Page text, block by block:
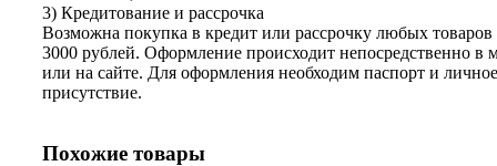
3) Кредитование и рассрочка
Возможна покупка в кредит или рассрочку любых
3000 рублей. Оформление происходит непосредственно в
или на сайте. Для оформления необходим паспорт и личное
присутствие.
Похожие товары